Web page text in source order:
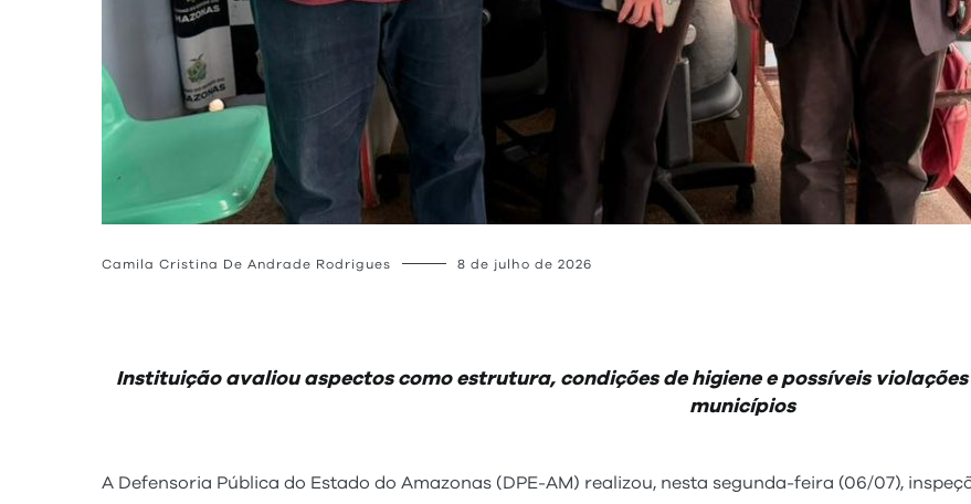
Camila Cristina De Andrade Rodrigues 8 de julho de 2026
Instituição avaliou aspectos como estrutura, condições de higiene e possíveis
municípios
A Defensoria Pública do Estado do Amazonas (DPE-AM) realizou, nesta segunda-feira (06/07),